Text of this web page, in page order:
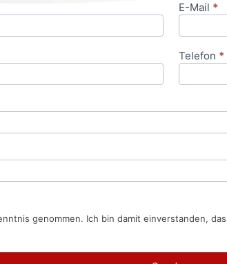
E-Mail *
Telefon *
genommen. Ich bin damit einverstanden,